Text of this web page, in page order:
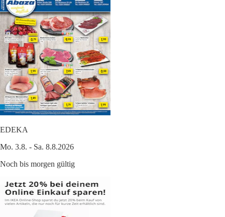
EDEKA
Mo. 3.8. - Sa. 8.8.2026
Noch bis morgen gültig